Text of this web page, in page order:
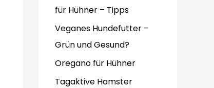
für Hühner – Tipps
Veganes Hundefutter –
Grün und Gesund?
Oregano für Hühner
Tagaktive Hamster